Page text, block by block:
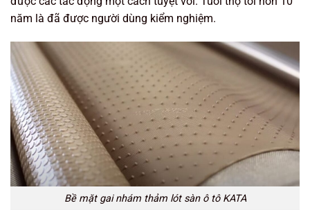
năm là đã được người dùng kiểm nghiệm.
Bề mặt gai nhám thảm lót sàn ô tô KATA